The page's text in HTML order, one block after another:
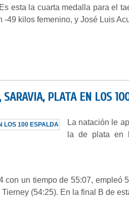
esta la cuarta medalla para el
49 kilos femenino, y José Luis
PLATA EN LOS
La natación le
la de plata en
un tiempo de 55:07,
(54:25). En la final B de